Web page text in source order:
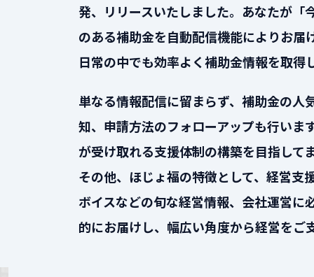
発、リリースいたしました。あなたが「
のある補助金を自動配信機能によりお届
日常の中でも効率よく補助金情報を取得
単なる情報配信に留まらず、補助金の人
知、申請方法のフォローアップも行いま
が受け取れる支援体制の構築を目指して
その他、ほじょ福の特徴として、経営支
ボイスなどの旬な経営情報、会社運営に
的にお届けし、幅広い角度から経営をご